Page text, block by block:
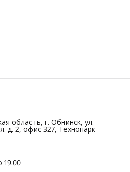
область, г. Обнинск, ул.
д. 2, офис 327, Технопарк
19.00